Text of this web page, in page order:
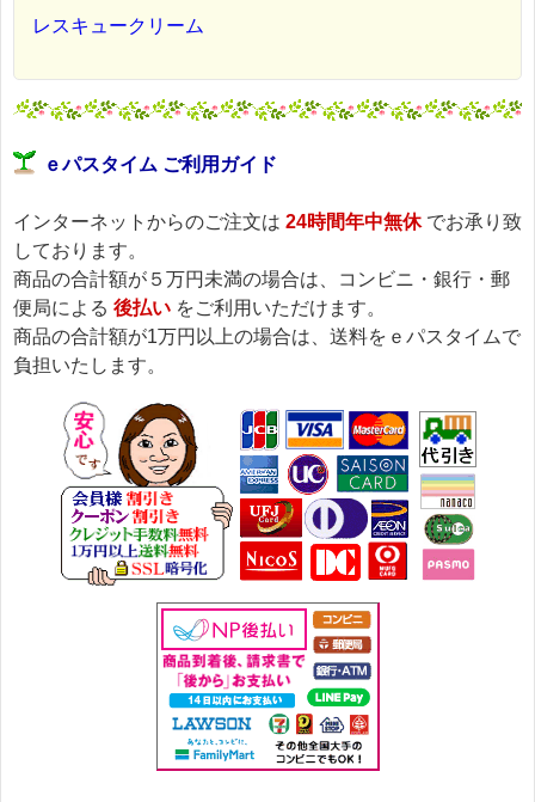
レスキュークリーム
ｅパスタイム ご利用ガイド
インターネットからのご注文は 24時間年中無休でお承り致
しております。
商品の合計額が５万円未満の場合は、コンビニ・銀行・郵
便局による 後払い をご利用いただけます。
商品の合計額が1万円以上の場合は、送料をｅパスタイムで
負担いたします。